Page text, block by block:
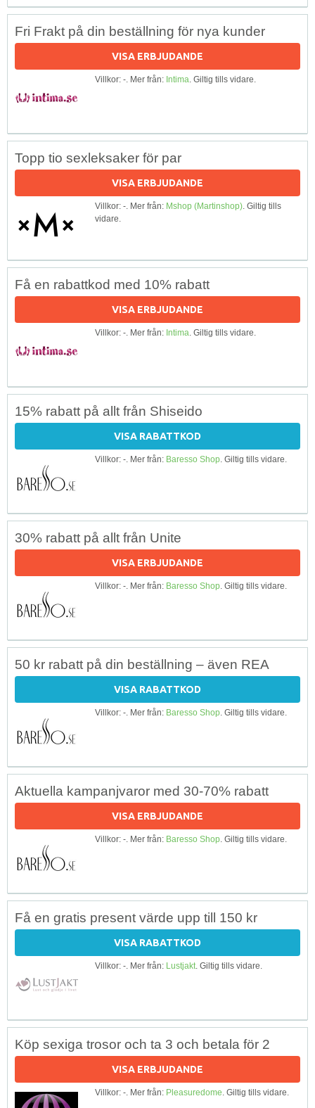
Fri Frakt på din beställning för nya kunder
VISA ERBJUDANDE
Villkor: -. Mer från: Intima. Giltig tills vidare.
Topp tio sexleksaker för par
VISA ERBJUDANDE
Villkor: -. Mer från: Mshop (Martinshop). Giltig tills
vidare.
Få en rabattkod med 10% rabatt
VISA ERBJUDANDE
Villkor: -. Mer från: Intima. Giltig tills vidare.
15% rabatt på allt från Shiseido
VISA RABATTKOD
Villkor: -. Mer från: Baresso Shop. Giltig tills vidare.
30% rabatt på allt från Unite
VISA ERBJUDANDE
Villkor: -. Mer från: Baresso Shop. Giltig tills vidare.
50 kr rabatt på din beställning – även REA
VISA RABATTKOD
Villkor: -. Mer från: Baresso Shop. Giltig tills vidare.
Aktuella kampanjvaror med 30-70% rabatt
VISA ERBJUDANDE
Villkor: -. Mer från: Baresso Shop. Giltig tills vidare.
Få en gratis present värde upp till 150 kr
VISA RABATTKOD
Villkor: -. Mer från: Lustjakt. Giltig tills vidare.
Köp sexiga trosor och ta 3 och betala för 2
VISA ERBJUDANDE
Villkor: -. Mer från: Pleasuredome. Giltig tills vidare.